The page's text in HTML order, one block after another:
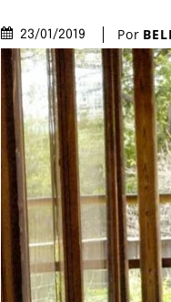
23/01/2019 Por